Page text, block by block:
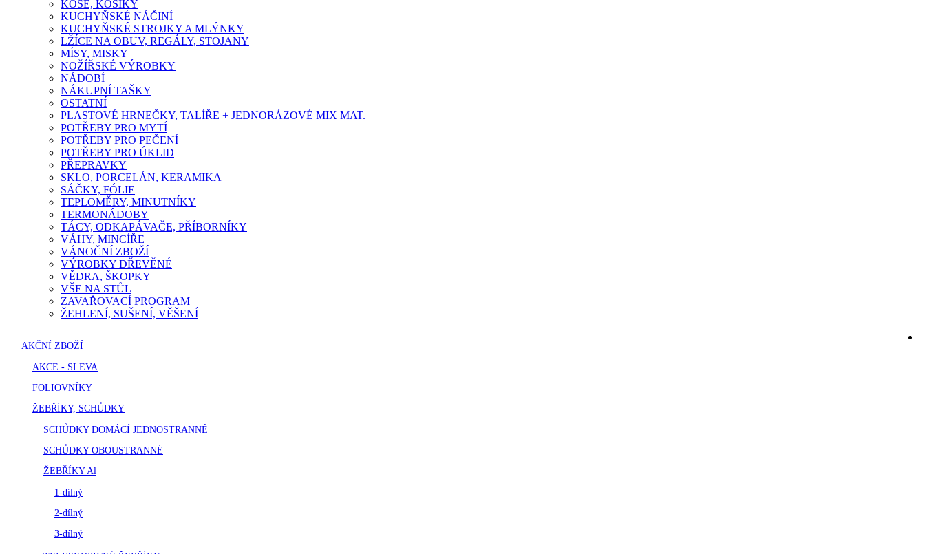
KOŠE, KOŠÍKY
KUCHYŇSKÉ NÁČINÍ
KUCHYŇSKÉ STROJKY A MLÝNKY
LŽÍCE NA OBUV, REGÁLY, STOJANY
MÍSY, MISKY
NOŽÍŘSKÉ VÝROBKY
NÁDOBÍ
NÁKUPNÍ TAŠKY
OSTATNÍ
PLASTOVÉ HRNEČKY, TALÍŘE + JEDNORÁZOVÉ MIX MAT.
POTŘEBY PRO MYTÍ
POTŘEBY PRO PEČENÍ
POTŘEBY PRO ÚKLID
PŘEPRAVKY
SKLO, PORCELÁN, KERAMIKA
SÁČKY, FÓLIE
TEPLOMĚRY, MINUTNÍKY
TERMONÁDOBY
TÁCY, ODKAPÁVAČE, PŘÍBORNÍKY
VÁHY, MINCÍŘE
VÁNOČNÍ ZBOŽÍ
VÝROBKY DŘEVĚNÉ
VĚDRA, ŠKOPKY
VŠE NA STŮL
ZAVAŘOVACÍ PROGRAM
ŽEHLENÍ, SUŠENÍ, VĚŠENÍ
AKČNÍ ZBOŽÍ
AKCE - SLEVA
FOLIOVNÍKY
ŽEBŘÍKY, SCHŮDKY
SCHŮDKY DOMÁCÍ JEDNOSTRANNÉ
SCHŮDKY OBOUSTRANNÉ
ŽEBŘÍKY Al
1-dílný
2-dílný
3-dílný